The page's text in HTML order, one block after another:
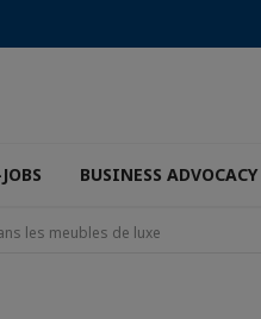
BUSINESS ADVOCACY
les meubles de luxe